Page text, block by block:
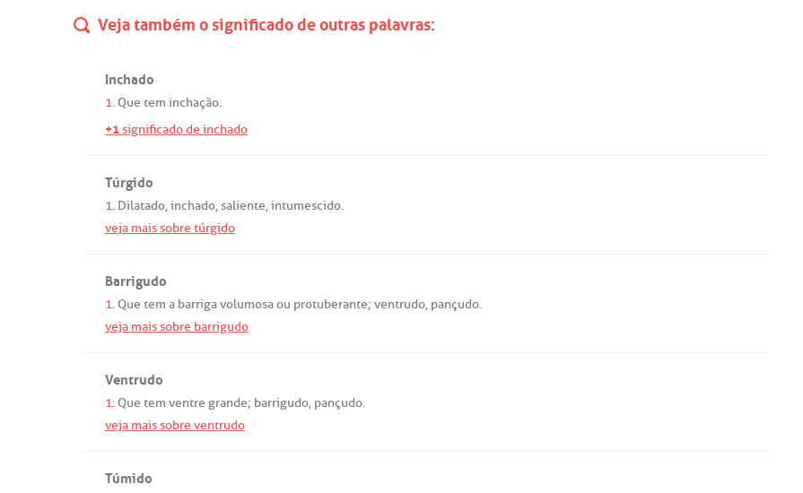
Veja também o significado de outras palavras:
Inchado
1. Que tem inchação.
+1significado de inchado
Túrgido
1. Dilatado,inchado,saliente,intumescido.
veja mais sobre túrgido
Barrigudo
1. Que tem a barrigavolumosaou protuberante; ventrudo, pançudo.
veja mais sobre barrigudo
Ventrudo
1. Que tem ventre grande; barrigudo, pançudo.
veja mais sobre ventrudo
Túmido